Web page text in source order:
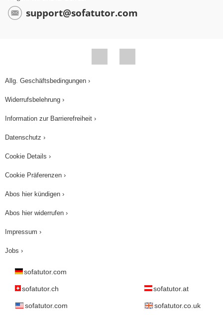
support@sofatutor.com
Allg. Geschäftsbedingungen ›
Widerrufsbelehrung ›
Information zur Barrierefreiheit ›
Datenschutz ›
Cookie Details ›
Cookie Präferenzen ›
Abos hier kündigen ›
Abos hier widerrufen ›
Impressum ›
Jobs ›
sofatutor.com
sofatutor.ch sofatutor.at
sofatutor.com sofatutor.co.uk